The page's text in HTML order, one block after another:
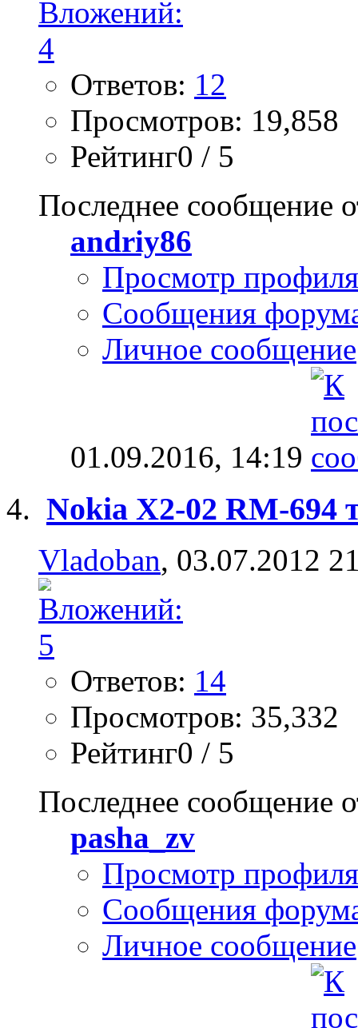
Ответов: 12
Просмотров: 19,858
Рейтинг0 / 5
Последнее сообщение
andriy86
Просмотр профиля
Сообщения
Личное сообщение
01.09.2016, 14:19
Nokia X2-02 RM-694
Vladoban, 03.07.2012
Ответов: 14
Просмотров: 35,332
Рейтинг0 / 5
Последнее сообщение
pasha_zv
Просмотр профиля
Сообщения
Личное сообщение